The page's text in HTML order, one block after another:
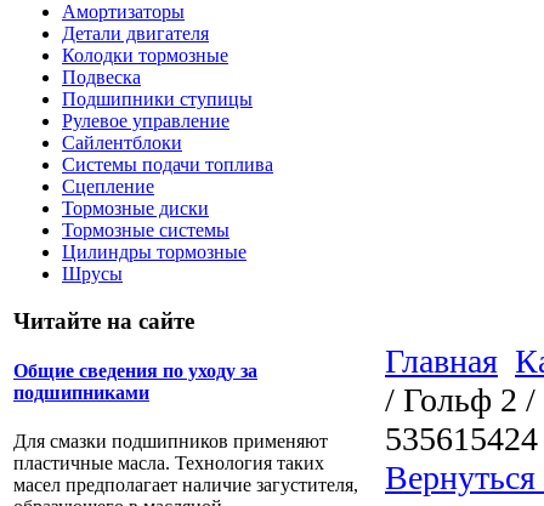
Амортизаторы
Детали двигателя
Колодки тормозные
Подвеска
Подшипники ступицы
Рулевое управление
Сайлентблоки
Системы подачи топлива
Сцепление
Тормозные диски
Тормозные системы
Цилиндры тормозные
Шрусы
Читайте на сайте
Общие сведения по уходу за
подшипниками
Для смазки подшипников применяют
пластичные масла. Технология таких
масел предполагает наличие загустителя,
Главная
/ Гольф 2 /